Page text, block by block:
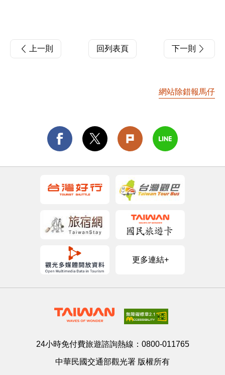
上一則 回列表頁 下一則
網站除錯報馬仔
更多連結+
24小時免付費旅遊諮詢熱線： 0800-011765
中華民國交通部觀光署 版權所有